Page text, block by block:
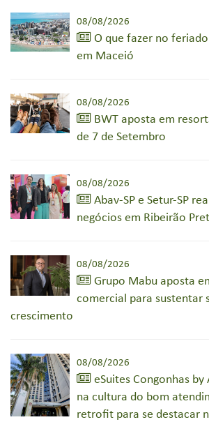
08/08/2026
O que fazer no
em Maceió
08/08/2026
BWT aposta em
de 7 de Setembro
08/08/2026
Abav-SP e Setur-SP
negócios em Ribeirão
08/08/2026
Grupo Mabu aposta
comercial para sustentar
crescimento
08/08/2026
eSuites Congonhas
na cultura do bom
retrofit para se destacar